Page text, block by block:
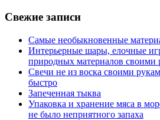
Свежие записи
Самые необыкновенные
Интерьерные шары, елочные
природных материалов своими
Свечи не из воска своими
быстро
Запеченная тыква
Упаковка и хранение мяса в
не было неприятного запаха